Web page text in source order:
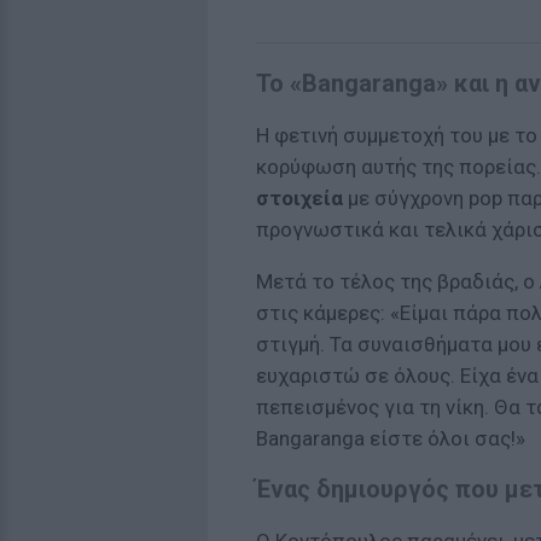
Το «Bangaranga» και η
Η φετινή συμμετοχή του με
κορύφωση αυτής της
στοιχεία με σύγχρονη pop
προγνωστικά και τελικά
Μετά το τέλος της βραδιάς,
στις κάμερες: «Είμαι πάρα
στιγμή. Τα συναισθήματα
ευχαριστώ σε όλους. Είχα
πεπεισμένος για τη νίκη. Θα
Bangaranga είστε όλοι σας!»
Ένας δημιουργός που